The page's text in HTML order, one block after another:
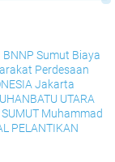
BNNP Sumut Biaya
Perdesaan
Jakarta
UTARA
Muhammad
PELANTIKAN